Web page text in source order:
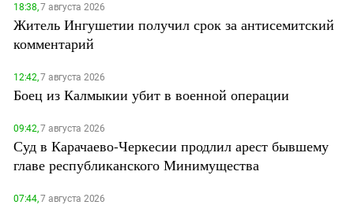
18:38,7 августа 2026
Житель Ингушетии получил срок за антисемитский
комментарий
12:42,7 августа 2026
Боец из Калмыкии убит в военной операции
09:42,7 августа 2026
Суд в Карачаево-Черкесии продлил арест бывшему
главе республиканского Минимущества
07:44,7 августа 2026